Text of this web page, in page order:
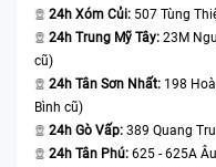
24h Xóm Củi: 507 Tùng
24h Trung Mỹ Tây: 23M
cũ)
24h Tân Sơn Nhất: 198
Bình cũ)
24h Gò Vấp: 389 Quang
24h Tân Phú: 625 - 625A